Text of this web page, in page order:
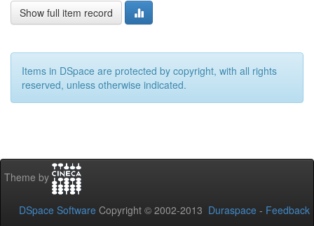
Show full item record
Items in DSpace are protected by copyright, with all rights
reserved, unless otherwise indicated.
Theme by
DSpace Software Copyright © 2002-2013 Duraspace - Feedback